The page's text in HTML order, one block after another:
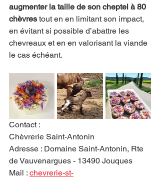
augmenter la taille de son cheptel à 80
chèvres tout en en limitant son impact,
en évitant si possible d’abattre les
chevreaux et en en valorisant la viande
le cas échéant.
Contact :
Chèvrerie Saint-Antonin
Adresse : Domaine Saint-Antonin, Rte
de Vauvenargues - 13490 Jouques
Mail : chevrerie-st-